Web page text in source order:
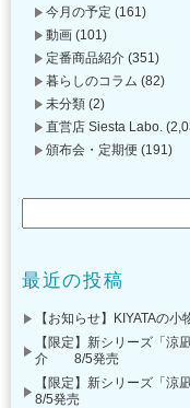
今月の予定 (161)
動画 (101)
定番商品紹介 (351)
暮らしのコラム (82)
未分類 (2)
直営店 Siesta Labo.
頒布会・定期便 (191)
最近の投稿
【お知らせ】KIYATAの
【限定】新シリーズ「涼
介 8/5発売
【限定】新シリーズ「
8/5発売